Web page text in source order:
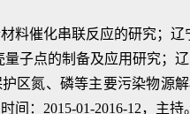
料催化串联反应的研究；辽
子点的制备及应用研究；
区氮、磷等主要污染物源
间：2015-01-2016-12，主持。